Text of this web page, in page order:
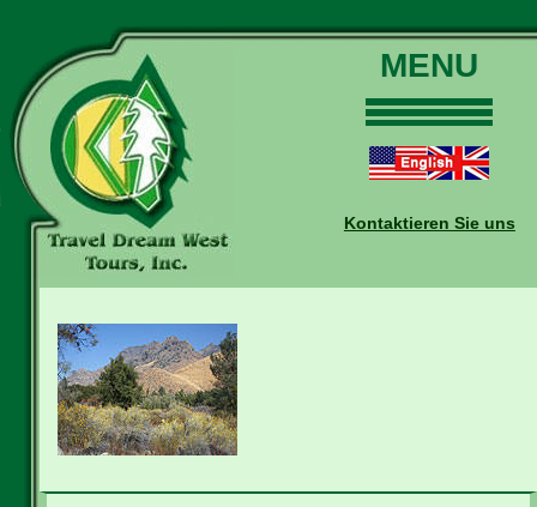
MENU
Touren
Daten und Preise
Buchungen
Kontaktieren Sie uns